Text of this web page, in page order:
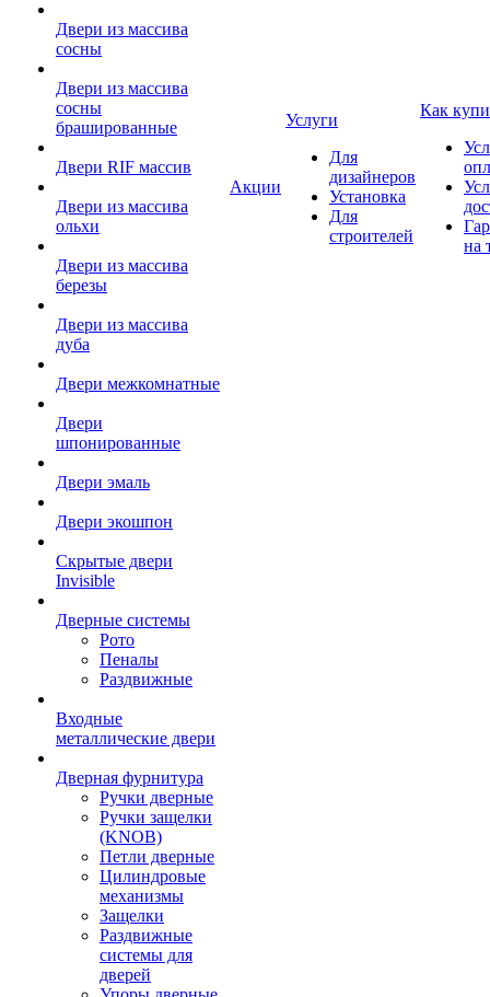
Двери из массива
сосны
Двери из массива
сосны
брашированные
Двери RIF массив
Двери из массива
ольхи
Двери из массива
березы
Двери из массива
дуба
Двери межкомнатные
Двери
шпонированные
Двери эмаль
Двери экошпон
Скрытые двери
Invisible
Дверные системы
Рото
Пеналы
Раздвижные
Входные
металлические двери
Дверная фурнитура
Ручки дверные
Ручки защелки
(KNOB)
Петли дверные
Цилиндровые
механизмы
Защелки
Раздвижные
системы для
дверей
Акции
Услуги
Для
дизайнеров
Установка
Для
строителей
Как
на